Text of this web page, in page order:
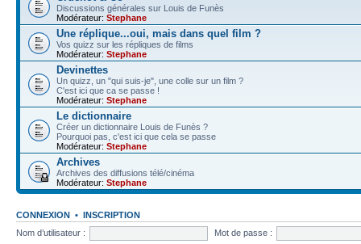
Discussions générales sur Louis de Funès
Modérateur: Stephane
Une réplique...oui, mais dans quel film ?
Vos quizz sur les répliques de films
Modérateur: Stephane
Devinettes
Un quizz, un "qui suis-je", une colle sur un film ?
C'est ici que ca se passe !
Modérateur: Stephane
Le dictionnaire
Créer un dictionnaire Louis de Funès ?
Pourquoi pas, c'est ici que cela se passe
Modérateur: Stephane
Archives
Archives des diffusions télé/cinéma
Modérateur: Stephane
CONNEXION • INSCRIPTION
Nom d’utilisateur :
Mot de passe :